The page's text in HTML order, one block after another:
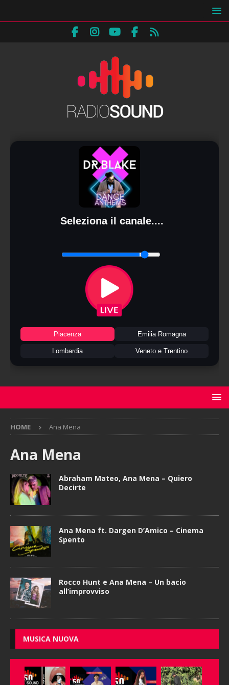
Seleziona il canale....
Piacenza Emilia Romagna
Lombardia Veneto e Trentino
HOME Ana Mena
Ana Mena
Abraham Mateo, Ana Mena – Quiero
Decirte
Ana Mena ft. Dargen D’Amico – Cinema
Spento
Rocco Hunt e Ana Mena – Un bacio
all’improvviso
MUSICA NUOVA